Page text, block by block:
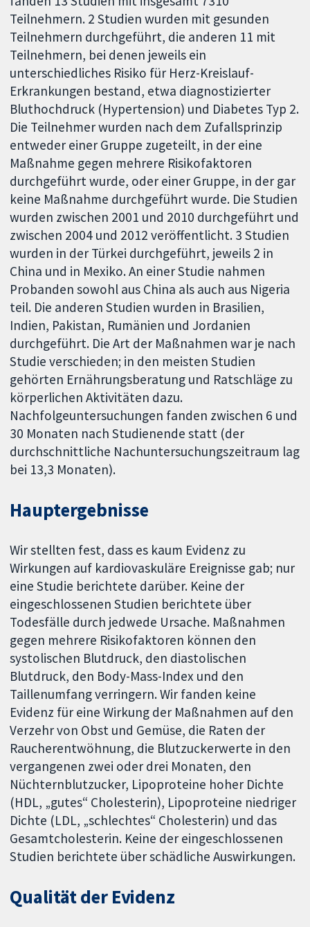
Teilnehmern. 2 Studien wurden mit gesunden
Teilnehmern durchgeführt, die anderen 11 mit
Teilnehmern, bei denen jeweils ein
unterschiedliches Risiko für Herz-Kreislauf-
Erkrankungen bestand, etwa diagnostizierter
Bluthochdruck (Hypertension) und Diabetes Typ 2.
Die Teilnehmer wurden nach dem Zufallsprinzip
entweder einer Gruppe zugeteilt, in der eine
Maßnahme gegen mehrere Risikofaktoren
durchgeführt wurde, oder einer Gruppe, in der gar
keine Maßnahme durchgeführt wurde. Die Studien
wurden zwischen 2001 und 2010 durchgeführt und
zwischen 2004 und 2012 veröffentlicht. 3 Studien
wurden in der Türkei durchgeführt, jeweils 2 in
China und in Mexiko. An einer Studie nahmen
Probanden sowohl aus China als auch aus Nigeria
teil. Die anderen Studien wurden in Brasilien,
Indien, Pakistan, Rumänien und Jordanien
durchgeführt. Die Art der Maßnahmen war je nach
Studie verschieden; in den meisten Studien
gehörten Ernährungsberatung und Ratschläge zu
körperlichen Aktivitäten dazu.
Nachfolgeuntersuchungen fanden zwischen 6 und
30 Monaten nach Studienende statt (der
durchschnittliche Nachuntersuchungszeitraum lag
bei 13,3 Monaten).
Hauptergebnisse
Wir stellten fest, dass es kaum Evidenz zu
Wirkungen auf kardiovaskuläre Ereignisse gab; nur
eine Studie berichtete darüber. Keine der
eingeschlossenen Studien berichtete über
Todesfälle durch jedwede Ursache. Maßnahmen
gegen mehrere Risikofaktoren können den
systolischen Blutdruck, den diastolischen
Blutdruck, den Body-Mass-Index und den
Taillenumfang verringern. Wir fanden keine
Evidenz für eine Wirkung der Maßnahmen auf den
Verzehr von Obst und Gemüse, die Raten der
Raucherentwöhnung, die Blutzuckerwerte in den
vergangenen zwei oder drei Monaten, den
Nüchternblutzucker, Lipoproteine hoher Dichte
(HDL, „gutes“ Cholesterin), Lipoproteine niedriger
Dichte (LDL, „schlechtes“ Cholesterin) und das
Gesamtcholesterin. Keine der eingeschlossenen
Studien berichtete über schädliche Auswirkungen.
Qualität der Evidenz